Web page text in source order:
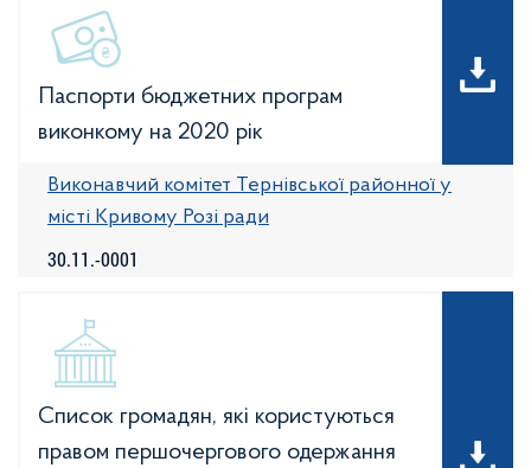
Паспорти бюджетних програм
виконкому на 2020 рік
30.11.-0001
Виконавчий комітет Тернівської районної у
місті Кривому Розі ради
Список громадян, які користуються
правом першочергового одержання